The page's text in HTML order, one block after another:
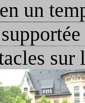
un
sur